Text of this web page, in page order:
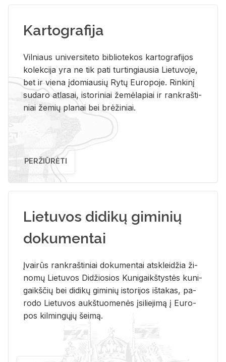
Kartografija
Vil­niaus uni­ver­si­te­to bi­b­lio­te­kos kar­to­gra­fi­jos
ko­lek­ci­ja yra ne tik pati tur­tin­giau­sia Lie­tu­vo­je,
bet ir vie­na įdo­miau­sių Rytų Eu­ro­po­je. Rin­ki­nį
su­da­ro at­la­sai, is­to­ri­niai že­mė­la­piai ir rank­raš­ti­
niai že­mių pla­nai bei brė­ži­niai.
PERŽIŪRĖTI
Lietuvos didikų giminių
dokumentai
Įvai­rūs rank­raš­ti­niai do­ku­men­tai at­sklei­džia ži­
no­mų Lie­tu­vos Di­džio­sios Ku­ni­gaikš­tys­tės ku­ni­
gaikš­čių bei di­di­kų gi­mi­nių is­to­ri­jos iš­ta­kas, pa­
ro­do Lie­tu­vos aukš­tuo­me­nės įsi­lie­ji­mą į Eu­ro­
pos kil­min­gų­jų šei­mą.